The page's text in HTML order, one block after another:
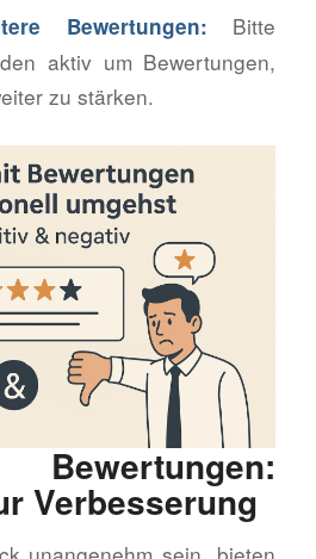
Bewertungen: Bitte
aktiv um Bewertungen,
zu stärken.
Verbesserung